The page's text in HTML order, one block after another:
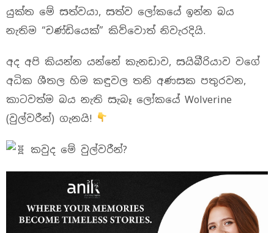
යුක්ත මේ සත්වයා, සත්ව ලෝකයේ ඉන්න බය
නැතිම “චණ්ඩියෙක්” කිව්වොත් නිවැරදියි.
අද අපි කියන්න යන්නේ කැනඩාව, සයිබීරියාව වගේ
අධික ශීතල හිම කඳුවල තනි අණසක පතුරවන,
කාටවත්ම බය නැති සැබෑ ලෝකයේ Wolverine
(වුල්වරීන්) ගැනයි!
කවුද මේ වුල්වරීන්?